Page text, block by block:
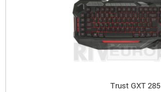
Trust GXT 285